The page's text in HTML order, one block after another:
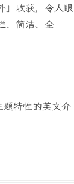
』收获，令人眼
、简洁、全
特性的英文介